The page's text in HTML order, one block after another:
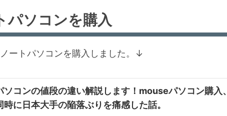
パソコンを購入
ートパソコンを購入しました。↓
ソコンの値段の違い解説します！mouseパソコン購入、
時に日本大手の陥落ぶりを痛感した話。